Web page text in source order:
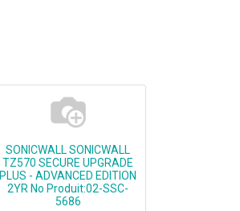
SONICWALL SONICWALL
TZ570 SECURE UPGRADE
PLUS - ADVANCED EDITION
2YR No Produit:02-SSC-
5686